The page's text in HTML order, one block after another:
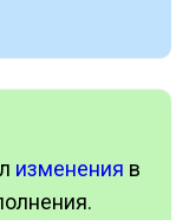
изменения в